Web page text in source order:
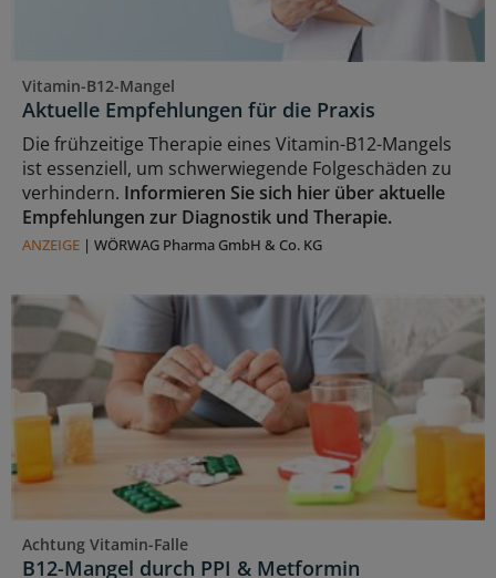
Vitamin-B12-Mangel
Aktuelle Empfehlungen für die Praxis
Die frühzeitige Therapie eines Vitamin-B12-Mangels
ist essenziell, um schwerwiegende Folgeschäden zu
verhindern. Informieren Sie sich hier über aktuelle
Empfehlungen zur Diagnostik und Therapie.
ANZEIGE | WÖRWAG Pharma GmbH & Co. KG
Achtung Vitamin-Falle
B12-Mangel durch PPI & Metformin